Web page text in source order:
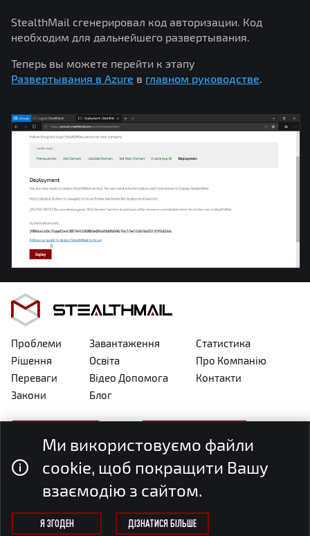
StealthMail сгенерировал код авторизации. Код
необходим для дальнейшего развертывания.
Теперь вы можете перейти к этапу
Развертывания в Azure в главном руководстве.
Проблеми
Рішення
Переваги
Закони
Завантаження
Освіта
Відео Допомога
Блог
Статистика
Про Компанію
Контакти
Deutsch
English
© 2026 StealthMail. Усі права захищені
Підтримка
Imprint
Cookie
Terms
Ми використовуємо файли
cookie, щоб покращити Вашу
взаємодію з сайтом.
Я ЗГОДЕН ДІЗНАТИСЯ БІЛЬШЕ